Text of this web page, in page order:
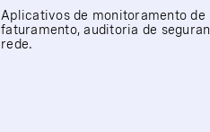
Aplicativos de monitoramento de
faturamento, auditoria de
rede.